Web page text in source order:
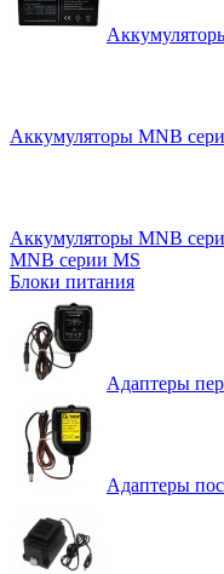
Аккумуляторы MNB
Аккумуляторы MNB
MNB серии MS
Блоки питания
Адаптеры
Адаптеры